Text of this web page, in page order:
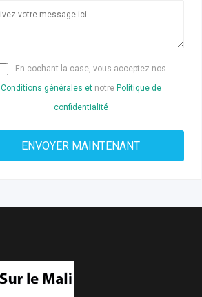
En cochant la case, vous acceptez nos
Conditions générales etnotre Politique de
confidentialité